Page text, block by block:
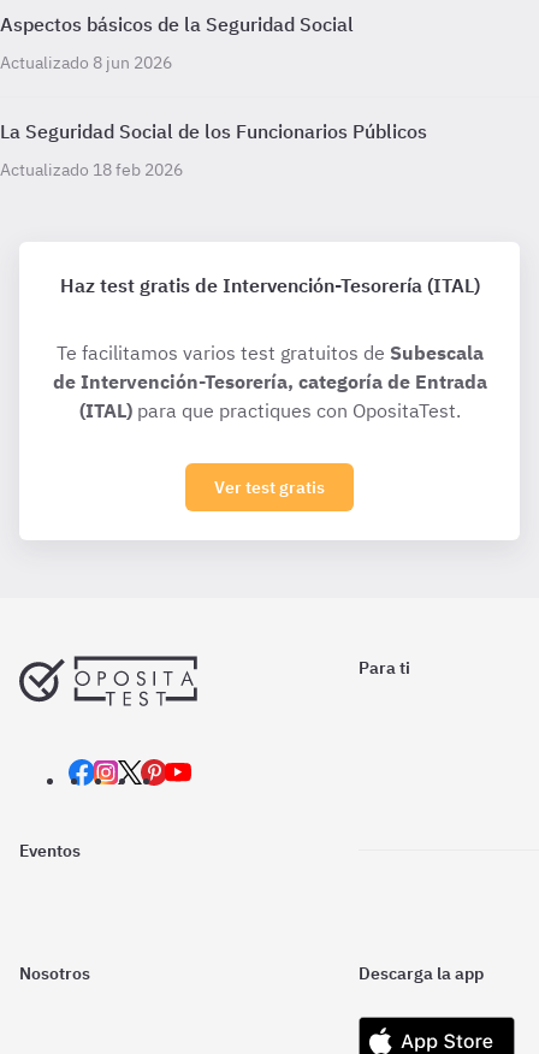
Aspectos básicos de la Seguridad Social
Actualizado 8 jun 2026
La Seguridad Social de los Funcionarios Públicos
Actualizado 18 feb 2026
Haz test gratis de Intervención-Tesorería (ITAL)
Te facilitamos varios test gratuitos de Subescala
de Intervención-Tesorería, categoría de Entrada
(ITAL)para que practiques con OpositaTest.
Ver test gratis
Para ti
Eventos
Nosotros Descarga la app